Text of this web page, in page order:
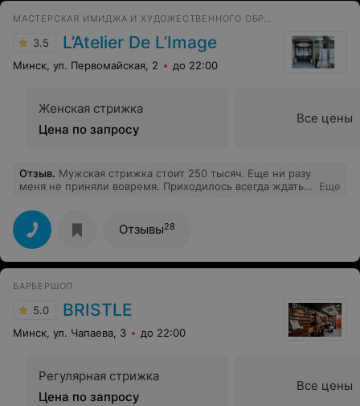
МАСТЕРСКАЯ ИМИДЖА И ХУДОЖЕСТВЕННОГО ОБРАЗОВАНИЯ
3.5 L’Atelier De L’Image
Минск, ул. Первомайская, 2 до 22:00
Женская стрижка
Цена по запросу
Все цены
Отзыв. Мужская стрижка стоит 250 тысяч. Еще ни разу
меня не приняли вовремя. Приходилось всегда ждать
куда-то уходит. Несмотря на то что стрижёт
действительно хорошо, но туда больше ни ногой!
Еще
Отзывы28
БАРБЕРШОП
5.0 BRISTLE
Минск, ул. Чапаева, 3 до 22:00
Регулярная стрижка
Цена по запросу
Все цены